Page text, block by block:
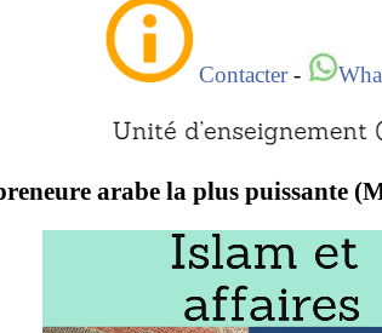
Contacter-
arabe la plus puissante